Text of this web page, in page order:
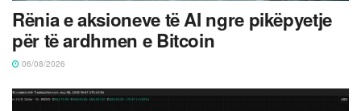
Rënia e aksioneve të AI ngre pikëpyetje
për të ardhmen e Bitcoin
06/08/2026